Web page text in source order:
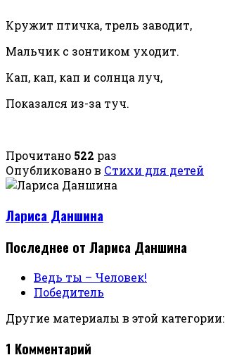
Кружит птичка, трель заводит,
Мальчик с зонтиком уходит.
Кап, кап, кап и солнца луч,
Показался из-за туч.
Прочитано 522 раз
Опубликовано в Стихи для детей
Лариса Даншина
Последнее от Лариса Даншина
Ведь ты – Человек!
Победитель
Другие материалы в этой категории:
1 Комментарий